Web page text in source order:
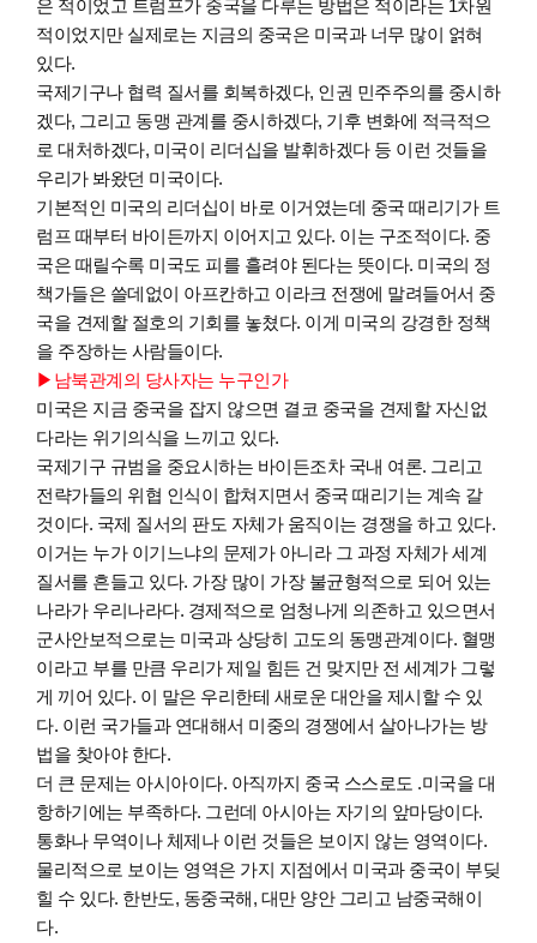
은 적이었고 트럼프가 중국을 다루는 방법은 적이라는 1차원
적이었지만 실제로는 지금의 중국은 미국과 너무 많이 얽혀
있다.
국제기구나 협력 질서를 회복하겠다, 인권 민주주의를 중시하
겠다, 그리고 동맹 관계를 중시하겠다, 기후 변화에 적극적으
로 대처하겠다, 미국이 리더십을 발휘하겠다 등 이런 것들을
우리가 봐왔던 미국이다.
기본적인 미국의 리더십이 바로 이거였는데 중국 때리기가 트
럼프 때부터 바이든까지 이어지고 있다. 이는 구조적이다. 중
국은 때릴수록 미국도 피를 흘려야 된다는 뜻이다. 미국의 정
책가들은 쓸데없이 아프칸하고 이라크 전쟁에 말려들어서 중
국을 견제할 절호의 기회를 놓쳤다. 이게 미국의 강경한 정책
을 주장하는 사람들이다.
▶남북관계의 당사자는 누구인가
미국은 지금 중국을 잡지 않으면 결코 중국을 견제할 자신없
다라는 위기의식을 느끼고 있다.
국제기구 규범을 중요시하는 바이든조차 국내 여론. 그리고
전략가들의 위협 인식이 합쳐지면서 중국 때리기는 계속 갈
것이다. 국제 질서의 판도 자체가 움직이는 경쟁을 하고 있다.
이거는 누가 이기느냐의 문제가 아니라 그 과정 자체가 세계
질서를 흔들고 있다. 가장 많이 가장 불균형적으로 되어 있는
나라가 우리나라다. 경제적으로 엄청나게 의존하고 있으면서
군사안보적으로는 미국과 상당히 고도의 동맹관계이다. 혈맹
이라고 부를 만큼 우리가 제일 힘든 건 맞지만 전 세계가 그렇
게 끼어 있다. 이 말은 우리한테 새로운 대안을 제시할 수 있
다. 이런 국가들과 연대해서 미중의 경쟁에서 살아나가는 방
법을 찾아야 한다.
더 큰 문제는 아시아이다. 아직까지 중국 스스로도 .미국을 대
항하기에는 부족하다. 그런데 아시아는 자기의 앞마당이다.
통화나 무역이나 체제나 이런 것들은 보이지 않는 영역이다.
물리적으로 보이는 영역은 가지 지점에서 미국과 중국이 부딪
힐 수 있다. 한반도, 동중국해, 대만 양안 그리고 남중국해이
다.